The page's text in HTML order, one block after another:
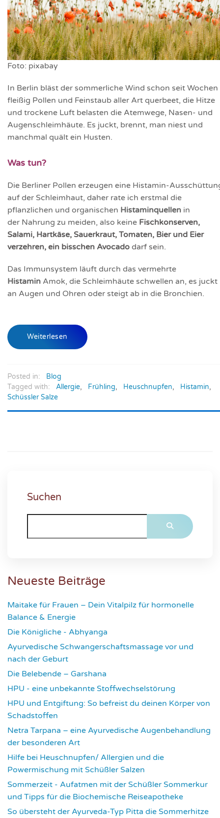
Foto: pixabay
In Berlin bläst der sommerliche Wind schon seit Wochen
fleißig Pollen und Feinstaub aller Art querbeet, die Hitze
und trockene Luft belasten die Atemwege, Nasen- und
Augenschleimhäute. Es juckt, brennt, man niest und
manchmal quält ein Husten.
Was tun?
Die Berliner Pollen erzeugen eine Histamin-
auf der Schleimhaut, daher rate ich erstmal die
pflanzlichen und organischen Histaminquellen in
der Nahrung zu meiden, also keine Fischkonserven,
Salami, Hartkäse, Sauerkraut, Tomaten, Bier und Eier
verzehren, ein bisschen Avocado darf sein.
Das Immunsystem läuft durch das vermehrte
Histamin Amok, die Schleimhäute schwellen an, es juckt
an Augen und Ohren oder steigt ab in die Bronchien.
Weiterlesen
Posted in:
Blog
Tagged with:
Allergie, Frühling, Heuschnupfen, Histamin,
Schüssler Salze
Suchen
Neueste Beiträge
Maitake für Frauen – Dein Vitalpilz für hormonelle
Balance & Energie
Die Königliche - Abhyanga
Ayurvedische Schwangerschaftsmassage vor und
nach der Geburt
Die Belebende – Garshana
HPU - eine unbekannte Stoffwechselstörung
HPU und Entgiftung: So befreist du deinen Körper von
Schadstoffen
Netra Tarpana – eine Ayurvedische Augenbehandlung
der besonderen Art
Hilfe bei Heuschnupfen/ Allergien und die
Powermischung mit Schüßler Salzen
Sommerzeit - Aufatmen mit der Schüßler Sommerkur
und Tipps für die Biochemische Reiseapotheke
So übersteht der Ayurveda-Typ Pitta die Sommerhitze